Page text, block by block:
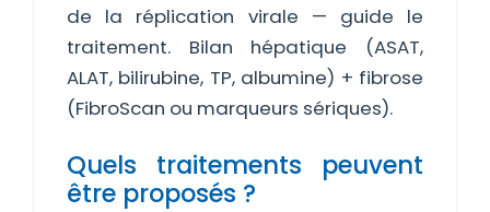
de la réplication virale — guide le
traitement. Bilan hépatique (ASAT,
ALAT, bilirubine, TP, albumine) + fibrose
(FibroScan ou marqueurs sériques).
Quels traitements peuvent
être proposés ?